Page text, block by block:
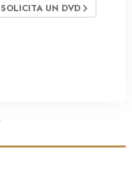
SOLICITA UN DVD